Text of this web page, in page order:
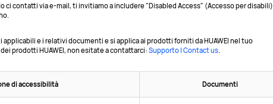
contatti via e-mail, ti invitiamo a includere "Disabled Access" (Accesso per disabili)
e i relativi documenti e si applica ai prodotti forniti da HUAWEI nel tuo
prodotti HUAWEI, non esitate a contattarci: Supporto | Contact us.
di accessibilità Documenti